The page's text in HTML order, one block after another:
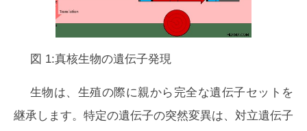
図 1:真核生物の遺伝子発現
生物は、生殖の際に親から完全な遺伝子セットを
継承します。特定の遺伝子の突然変異は、対立遺伝子